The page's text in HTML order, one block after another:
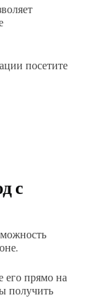
посетите
с
его прямо на
получить